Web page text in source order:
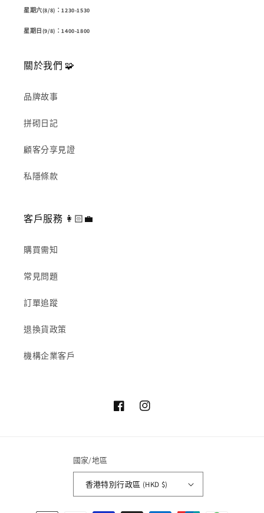
星期六(8/8)：1230-1530
星期日(9/8)：1400-1800
關於我們 🧩
品牌故事
拼砌日記
顧客分享見證
私隱條款
客戶服務 👩🏻‍💼
購買需知
常見問題
訂單追蹤
退換貨政策
機構企業客戶
FacebookInstagram
國家/地區
香港特別行政區 (HKD $)